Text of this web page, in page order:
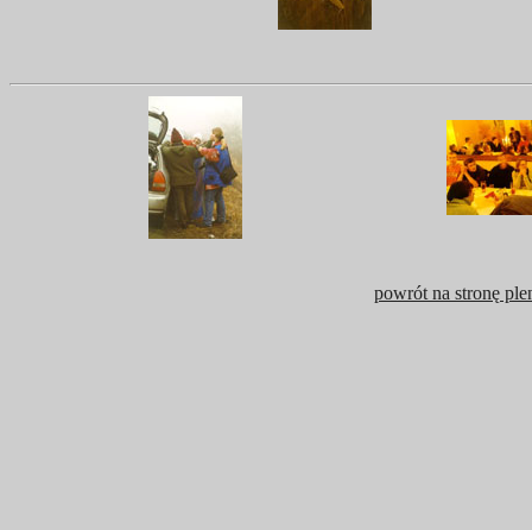
powrót na stronę